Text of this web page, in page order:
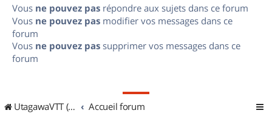
Vous ne pouvez pas répondre aux sujets dans ce forum
Vous ne pouvez pas modifier vos messages dans ce
forum
Vous ne pouvez pas supprimer vos messages dans ce
forum
UtagawaVTT (Randos VTT et VTTAE avec traces GPS) Accueil forum